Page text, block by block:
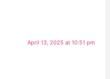
April 13, 2025 at 10:51 pm